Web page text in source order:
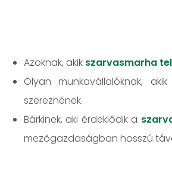
Azoknak, akik szarvasmarha
Olyan munkavállalóknak, akik
szereznének.
Bárkinek, aki érdeklődik a
mezőgazdaságban hosszú